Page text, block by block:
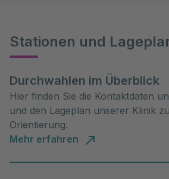
Stationen und
Durchwahlen im Überblick
Hier finden Sie die Kontaktdaten
und den Lageplan unserer Klinik
Orientierung.
Mehr erfahren